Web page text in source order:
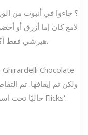
لامع كان إما أزرق أو
هيرشي فقط أكثر تملقًا وأكبر. ذابت الشوكولاتة في فمك.
حاليًا تحت اسم 'رقائق الشوكولاتة المغطاة بالشوكولاتة Flicks'.